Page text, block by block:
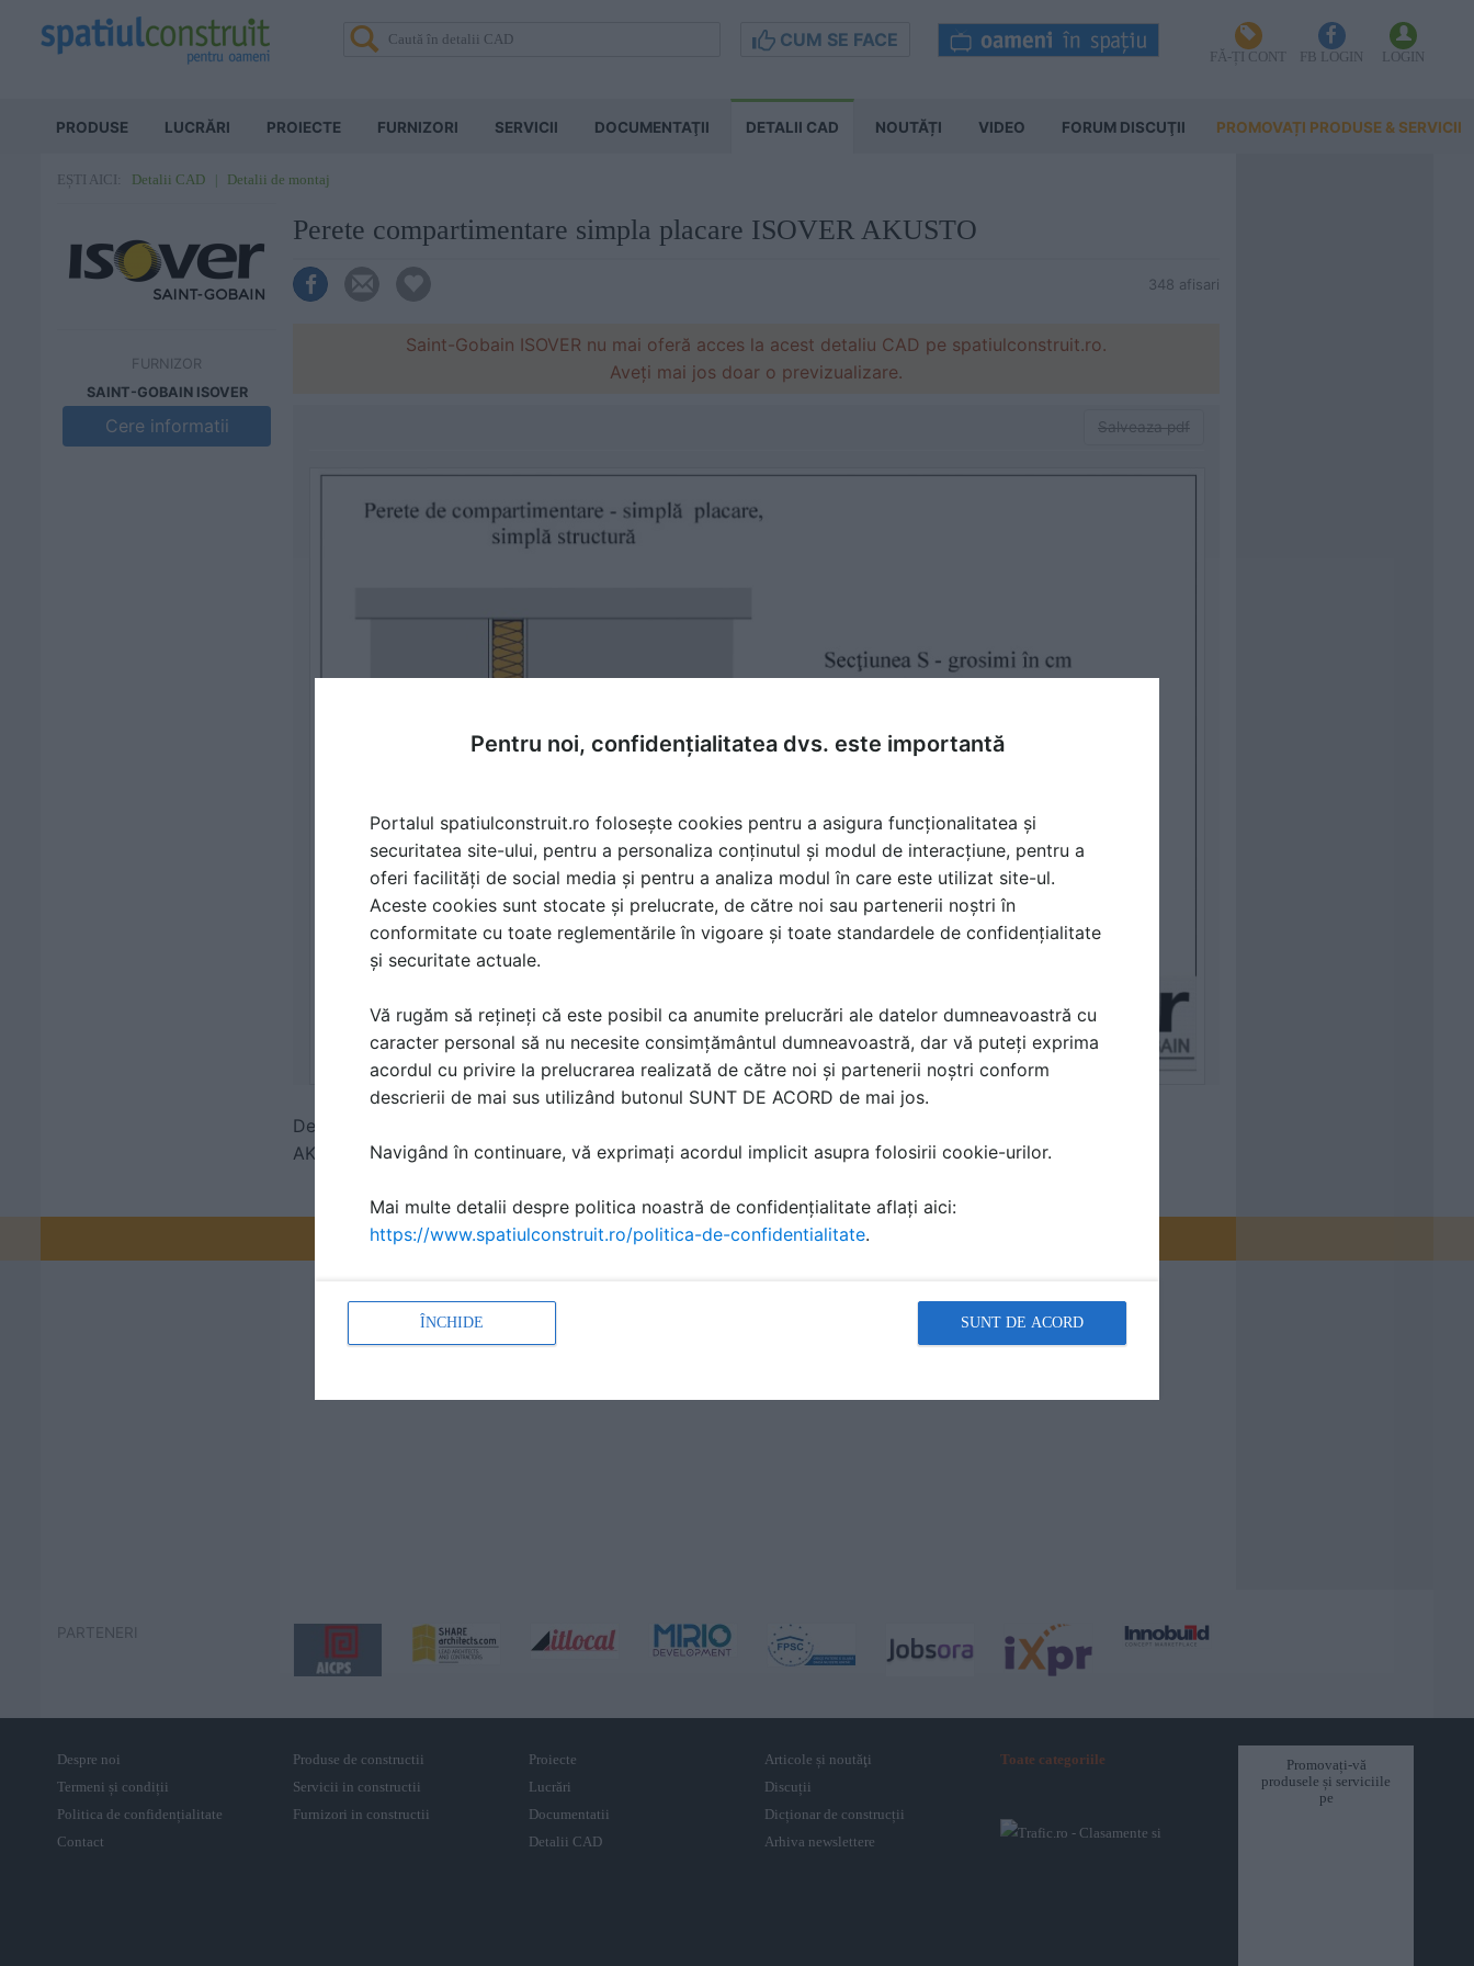
CUM SE FACE
FĂ-ȚI CONT FB LOGIN LOGIN
PRODUSE LUCRĂRI PROIECTE FURNIZORI SERVICII DOCUMENTAŢII DETALII CAD NOUTĂȚI VIDEO FORUM DISCUŢII PROMOVAȚI PRODUSE & SERVICII
EȘTI AICI: Detalii CAD Detalii de montaj
FURNIZOR
SAINT-GOBAIN ISOVER
Cere informatii
Perete compartimentare simpla placare ISOVER AKUSTO
348 afisari
Saint-Gobain ISOVER nu mai oferă acces la acest detaliu CAD pe spatiulconstruit.ro.
Aveți mai jos doar o previzualizare.
Salveaza pdf
Denumiri comerciale
AKUSTO
Promovați-vă produsele și serviciile pe SpatiulConstruit.ro!
PARTENERI
Despre noi
Termeni și condiții
Politica de confidențialitate
Contact
Produse de constructii
Servicii in constructii
Furnizori in constructii
Proiecte
Lucrări
Documentatii
Detalii CAD
Articole și noutăţi
Discuții
Dicționar de construcții
Arhiva newslettere
Toate categoriile
Promovați-vă
produsele și serviciile
pe
Pentru noi, confidențialitatea dvs. este importantă
Portalul spatiulconstruit.ro folosește cookies pentru a asigura funcționalitatea și
securitatea site-ului, pentru a personaliza conținutul și modul de interacțiune, pentru a
oferi facilități de social media și pentru a analiza modul în care este utilizat site-ul.
Aceste cookies sunt stocate și prelucrate, de către noi sau partenerii noștri în
conformitate cu toate reglementările în vigoare și toate standardele de confidențialitate
și securitate actuale.
Vă rugăm să rețineți că este posibil ca anumite prelucrări ale datelor dumneavoastră cu
caracter personal să nu necesite consimțământul dumneavoastră, dar vă puteți exprima
acordul cu privire la prelucrarea realizată de către noi și partenerii noștri conform
descrierii de mai sus utilizând butonul SUNT DE ACORD de mai jos.
Navigând în continuare, vă exprimați acordul implicit asupra folosirii cookie-urilor.
Mai multe detalii despre politica noastră de confidențialitate aflați aici:
https://www.spatiulconstruit.ro/politica-de-confidentialitate.
ÎNCHIDE SUNT DE ACORD